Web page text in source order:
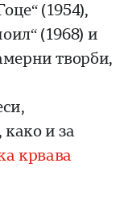
(1954),
(1968) и
творби,
, како и за
крвава